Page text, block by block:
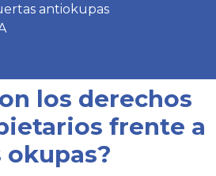
antiokupas
los derechos
frente a
okupas?